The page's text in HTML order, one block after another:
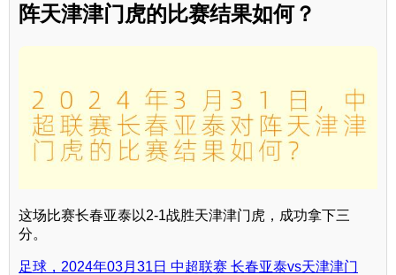
阵天津津门虎的比赛结果如何？
这场比赛长春亚泰以2-1战胜天津津门虎，成功拿下三
分。
足球，2024年03月31日 中超联赛 长春亚泰vs天津津门